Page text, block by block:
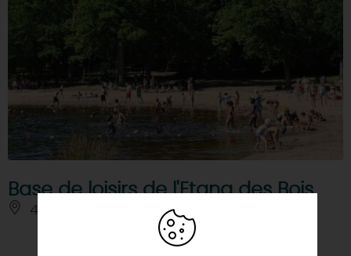
Base de loisirs de l'Etang des Bois
45260 - VIEILLES-MAISONS-SUR-JOUDRY